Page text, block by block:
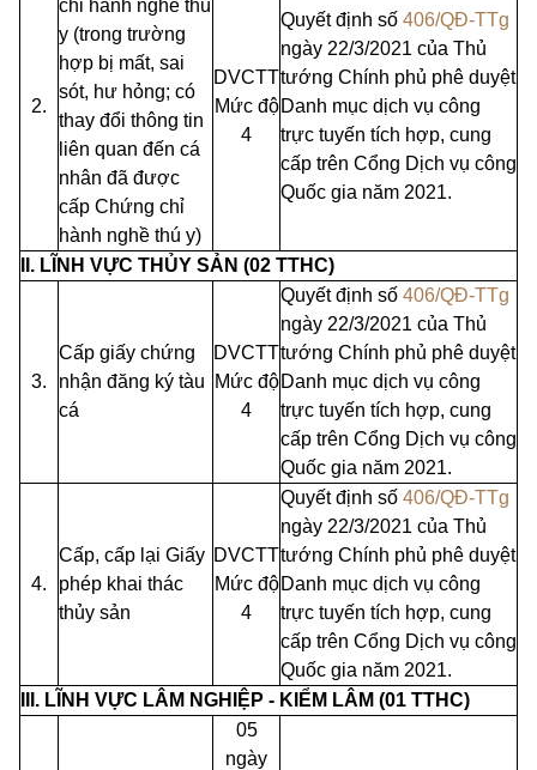
2.
chỉ hành nghề thú
y (trong trường
hợp bị mất, sai
sót, hư hỏng; có
thay đổi thông tin
liên quan đến cá
nhân đã được
cấp Chứng chỉ
hành nghề thú y)
DVCTT
Mức độ
4
Quyết định số 406/QĐ-TTg
ngày 22/3/2021 của Thủ
tướng Chính phủ phê duyệt
Danh mục dịch vụ công
trực tuyến tích hợp, cung
cấp trên Cổng Dịch vụ công
Quốc gia năm 2021.
II. LĨNH VỰC THỦY SẢN (02 TTHC)
3.
Cấp giấy chứng
nhận đăng ký tàu
cá
DVCTT
Mức độ
4
Quyết định số 406/QĐ-TTg
ngày 22/3/2021 của Thủ
tướng Chính phủ phê duyệt
Danh mục dịch vụ công
trực tuyến tích hợp, cung
cấp trên Cổng Dịch vụ công
Quốc gia năm 2021.
4.
Cấp, cấp lại Giấy
phép khai thác
thủy sản
DVCTT
Mức độ
4
Quyết định số 406/QĐ-TTg
ngày 22/3/2021 của Thủ
tướng Chính phủ phê duyệt
Danh mục dịch vụ công
trực tuyến tích hợp, cung
cấp trên Cổng Dịch vụ công
Quốc gia năm 2021.
III. LĨNH VỰC LÂM NGHIỆP - KIỂM LÂM (01 TTHC)
05
ngày